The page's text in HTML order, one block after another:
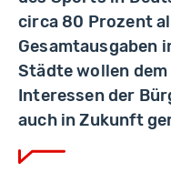
circa 80 Prozent
Gesamtausgaben
Städte wollen
Interessen der
auch in Zukunft